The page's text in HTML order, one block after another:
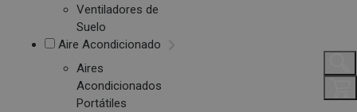
Ventiladores de
Suelo
Aire Acondicionado
Aires
Acondicionados
Portátiles